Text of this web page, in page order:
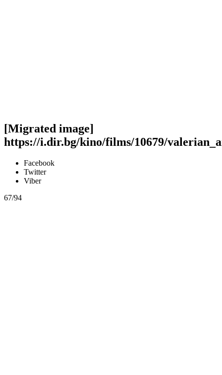
[Migrated image]
https://i.dir.bg/kino/films/10679/
Facebook
Twitter
Viber
67/94